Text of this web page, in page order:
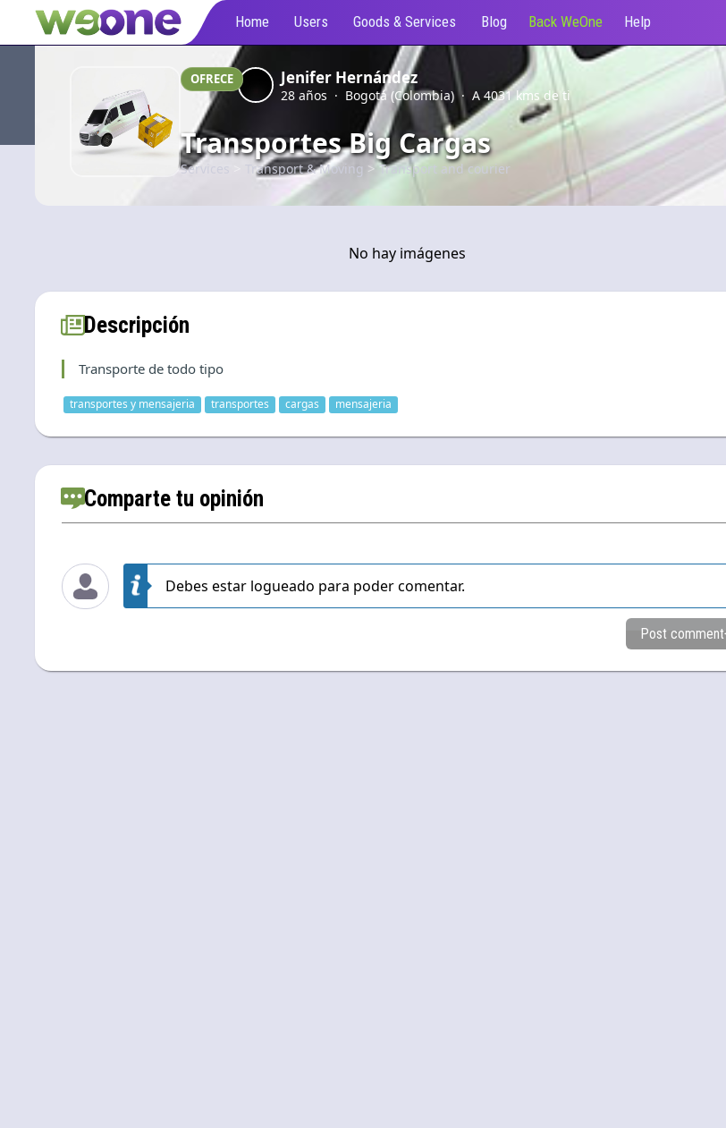
Home Users Goods & Services Blog Back WeOne Help
OFRECE Jenifer Hernández
28 años · Bogotá (Colombia) · A 4031 kms de ti
Transportes Big Cargas
Services Transport & Moving > Transport and courier
No hay imágenes
Descripción
Transporte de todo tipo
transportes y mensajeria transportes cargas mensajeria
Comparte tu opinión
Debes estar logueado para poder comentar.
Post comment